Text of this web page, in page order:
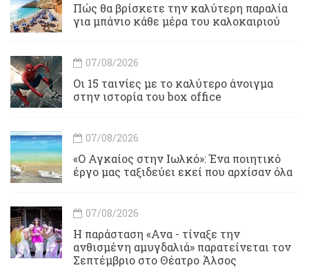
Πώς θα βρίσκετε την καλύτερη παραλία
για μπάνιο κάθε μέρα του καλοκαιριού
07/08/2026
Οι 15 ταινίες με το καλύτερο άνοιγμα
στην ιστορία του box office
07/08/2026
«Ο Αγκαίος στην Ιωλκό»: Ένα ποιητικό
έργο μας ταξιδεύει εκεί που αρχίσαν όλα
07/08/2026
Η παράσταση «Ανα - τίναξε την
ανθισμένη αμυγδαλιά» παρατείνεται τον
Σεπτέμβριο στο Θέατρο Άλσος